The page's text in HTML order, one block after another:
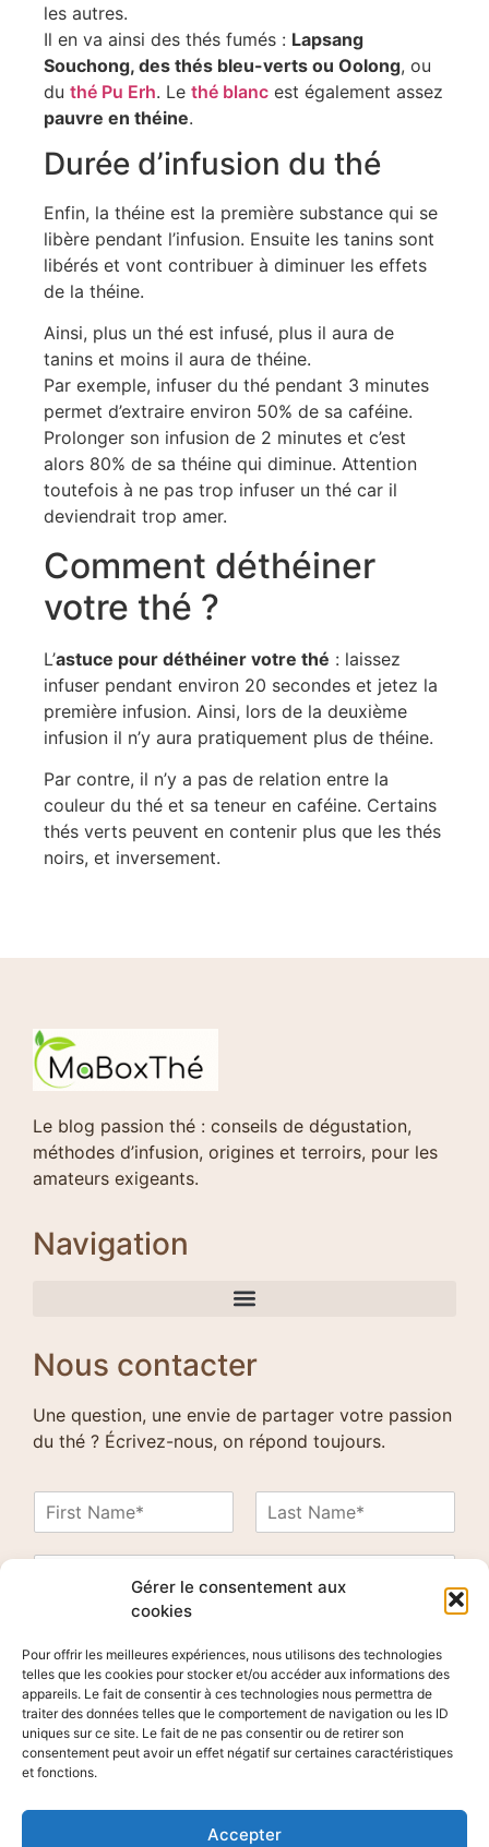
Gérer le consentement aux
cookies
Pour offrir les meilleures expériences, nous utilisons des technologies
telles que les cookies pour stocker et/ou accéder aux informations des
appareils. Le fait de consentir à ces technologies nous permettra de
traiter des données telles que le comportement de navigation ou les ID
uniques sur ce site. Le fait de ne pas consentir ou de retirer son
consentement peut avoir un effet négatif sur certaines caractéristiques
et fonctions.
Accepter
les autres.
Il en va ainsi des thés fumés : Lapsang
Souchong, des thés bleu-verts ou Oolong, ou
du thé Pu Erh. Le thé blanc est également assez
pauvre en théine.
Durée d’infusion du thé
Enfin, la théine est la première substance qui se
libère pendant l’infusion. Ensuite les tanins sont
libérés et vont contribuer à diminuer les effets
de la théine.
Ainsi, plus un thé est infusé, plus il aura de
tanins et moins il aura de théine.
Par exemple, infuser du thé pendant 3 minutes
permet d’extraire environ 50% de sa caféine.
Prolonger son infusion de 2 minutes et c’est
alors 80% de sa théine qui diminue. Attention
toutefois à ne pas trop infuser un thé car il
deviendrait trop amer.
Comment déthéiner
votre thé ?
L’astuce pour déthéiner votre thé : laissez
infuser pendant environ 20 secondes et jetez la
première infusion. Ainsi, lors de la deuxième
infusion il n’y aura pratiquement plus de théine.
Par contre, il n’y a pas de relation entre la
couleur du thé et sa teneur en caféine. Certains
thés verts peuvent en contenir plus que les thés
noirs, et inversement.
Le blog passion thé : conseils de dégustation,
méthodes d’infusion, origines et terroirs, pour les
amateurs exigeants.
Navigation
Nous contacter
Une question, une envie de partager votre passion
du thé ? Écrivez-nous, on répond toujours.
er
o
E
l
*
o
m
m
e
n
t
o